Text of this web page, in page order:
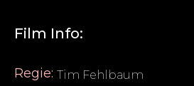
Film Info:
Regie: Tim Fehlbaum